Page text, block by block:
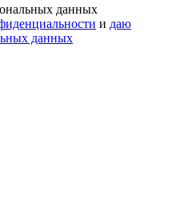
данных
и даю
данных